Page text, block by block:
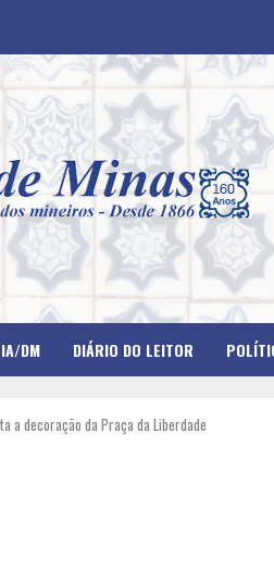
DM DIÁRIO DO LEITOR
a decoração da Praça da Liberdade